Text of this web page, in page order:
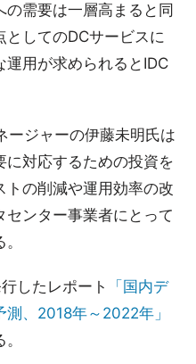
の需要は一層高まると同
としてのDCサービスに
運用が求められるとIDC
ージャーの伊藤未明氏は
に対応するための投資を
の削減や運用効率の改
ンター事業者にとって
したレポート
「国内デ
、2018年～2022年」